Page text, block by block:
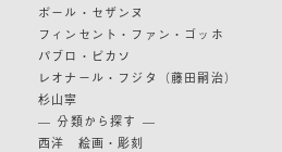
ポール・セザンヌ
フィンセント・ファン・ゴッホ
パブロ・ピカソ
レオナール・フジタ（藤田嗣治）
杉山寧
— 分類から探す —
西洋 絵画・彫刻